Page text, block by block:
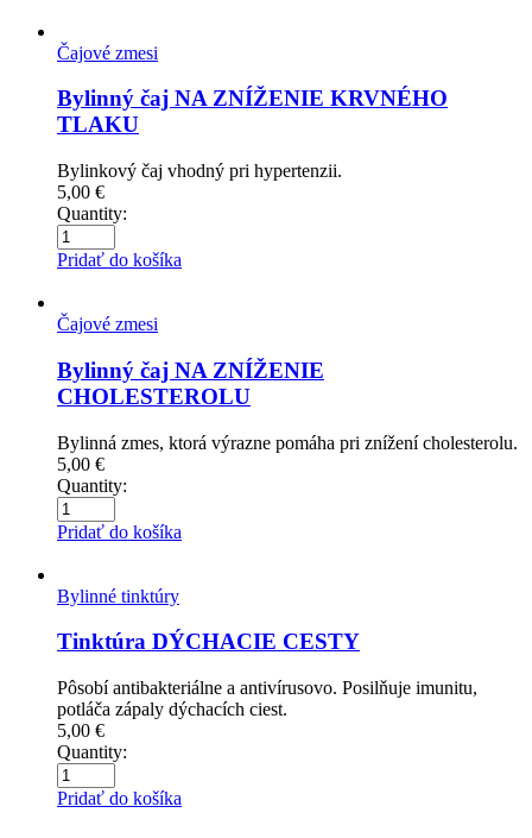
Čajové zmesi
Bylinný čaj NA ZNÍŽENIE KRVNÉHO
TLAKU
Bylinkový čaj vhodný pri hypertenzii.
5,00 €
Quantity:
Pridať do košíka
Čajové zmesi
Bylinný čaj NA ZNÍŽENIE
CHOLESTEROLU
Bylinná zmes, ktorá výrazne pomáha pri znížení cholesterolu.
5,00 €
Quantity:
Pridať do košíka
Bylinné tinktúry
Tinktúra DÝCHACIE CESTY
Pôsobí antibakteriálne a antivírusovo. Posilňuje imunitu,
potláča zápaly dýchacích ciest.
5,00 €
Quantity:
Pridať do košíka